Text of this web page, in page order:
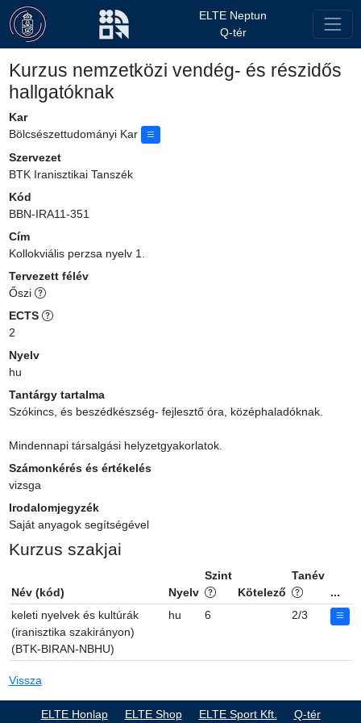
ELTE Neptun
Q-tér
Kurzus nemzetközi vendég- és részidős
hallgatóknak
Kar
Bölcsészettudományi Kar
Szervezet
BTK Iranisztikai Tanszék
Kód
BBN-IRA11-351
Cím
Kollokviális perzsa nyelv 1.
Tervezett félév
Őszi
ECTS
2
Nyelv
hu
Tantárgy tartalma
Szókincs, és beszédkészség- fejlesztő óra, középhaladóknak.
Mindennapi társalgási helyzetgyakorlatok.
Számonkérés és értékelés
vizsga
Irodalomjegyzék
Saját anyagok segítségével
Kurzus szakjai
Név (kód) Nyelv
Szint
Kötelező
Tanév
...
keleti nyelvek és kultúrák
(iranisztika szakirányon)
(BTK-BIRAN-NBHU)
hu 6 2/3
Vissza
ELTE Honlap ELTE Shop ELTE Sport Kft. Q-tér